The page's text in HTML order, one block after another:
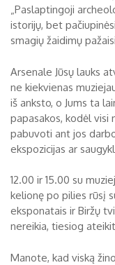
„Paslaptingoji
istorijų, bet
smagių žaidimų
Arsenale Jūsų lauks
ne kiekvienas
iš anksto, o Jums ta
papasakos, kodėl visi
pabuvoti ant jos
ekspozicijas ar
12.00 ir 15.00 su
kelionę po pilies rūsį
eksponatais ir Biržų
nereikia, tiesiog
Manote, kad viską